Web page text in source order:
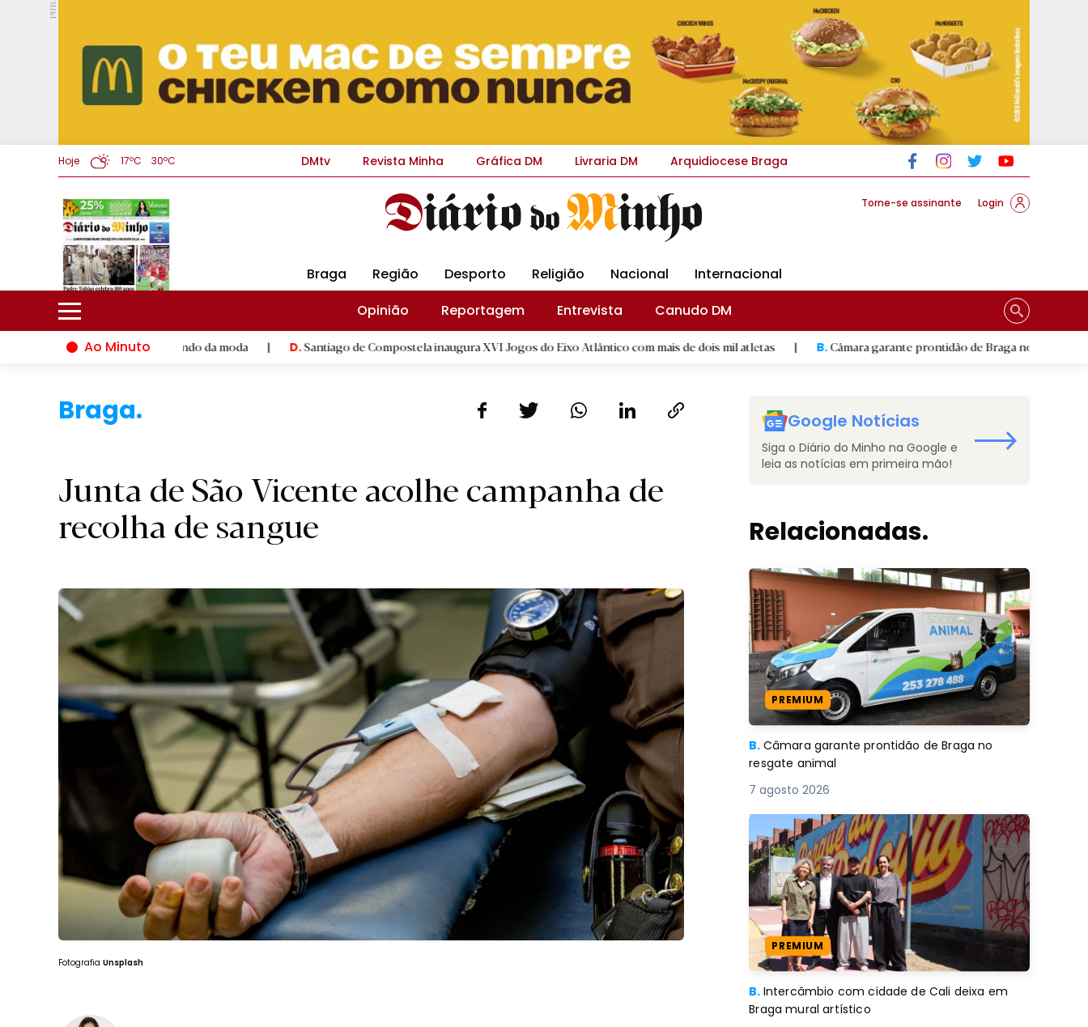
PUB.
Hoje 17ºC 30ºC DMtv Revista Minha Gráfica DM Livraria DM Arquidiocese Braga
Torne-se assinante Login
Braga Região Desporto Religião Nacional
Internacional
Opinião
Reportagem Entrevista
Canudo DM
Ao Minuto
e à inovação do mundo da moda | D.Santiago de Compostela inaugura XVI Jogos do Eixo Atlântico com mais de dois mil atletas | B.Câmara garante prontidão de Braga no resgate animal
Braga.
Junta de São Vicente acolhe campanha de
recolha de sangue
Fotografia Unsplash
Google Notícias
Siga o Diário do Minho na Google e
leia as notícias em primeira mão!
Relacionadas.
PREMIUM
B. Câmara garante prontidão de Braga no
resgate animal
7 agosto 2026
PREMIUM
B. Intercâmbio com cidade de Cali deixa em
Braga mural artístico